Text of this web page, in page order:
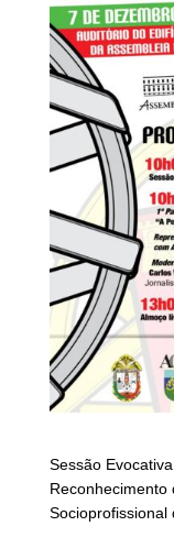
Sessão
Reconhecimento
Socioprofissional